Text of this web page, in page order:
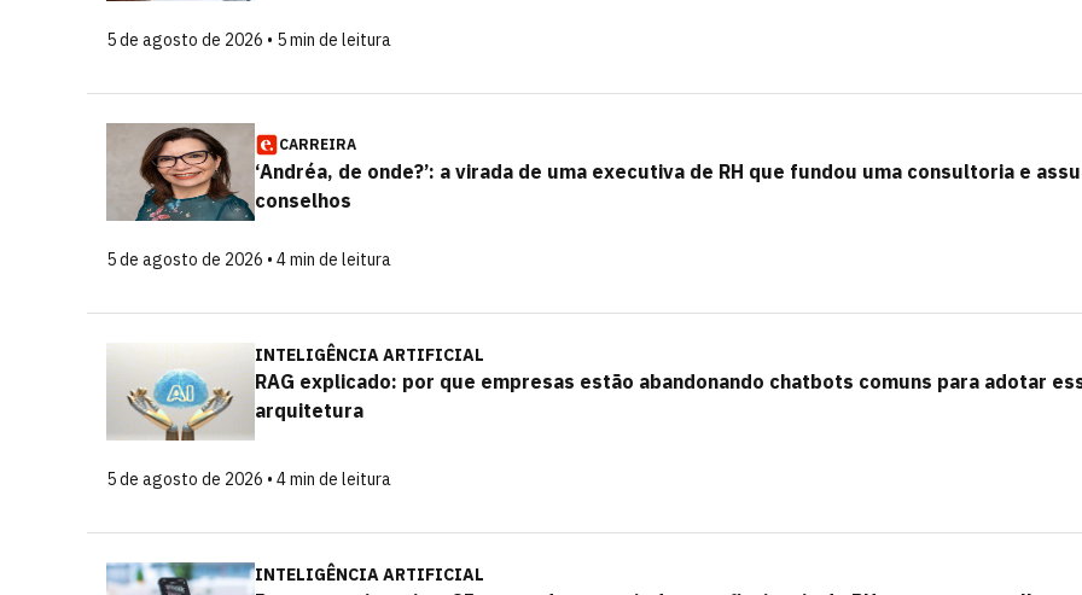
5 de agosto de 2026 • 5 min de leitura
CARREIRA
‘Andréa, de onde?’: a virada de uma executiva de RH que fundou uma consultoria e
conselhos
5 de agosto de 2026 • 4 min de leitura
INTELIGÊNCIA ARTIFICIAL
RAG explicado: por que empresas estão abandonando chatbots comuns para adotar
arquitetura
5 de agosto de 2026 • 4 min de leitura
INTELIGÊNCIA ARTIFICIAL